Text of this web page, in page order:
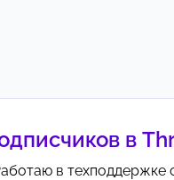
в
в техподдержке